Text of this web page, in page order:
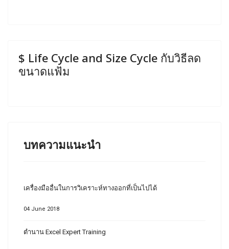
$ Life Cycle and Size Cycle กับวิธีลด
ขนาดแฟ้ม
บทความแนะนำ
เครื่องมืออื่นในการวิเคราะห์ทางออกที่เป็นไปได้
04 June 2018
ตำนาน Excel Expert Training